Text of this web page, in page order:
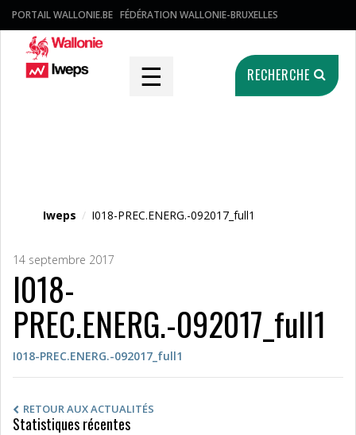
PORTAIL WALLONIE.BE FÉDÉRATION WALLONIE-BRUXELLES
☰ RECHERCHE
Iweps / I018-PREC.ENERG.-092017_full1
14 septembre 2017
I018-
PREC.ENERG.-092017_full1
I018-PREC.ENERG.-092017_full1
RETOUR AUX ACTUALITÉS
Statistiques récentes